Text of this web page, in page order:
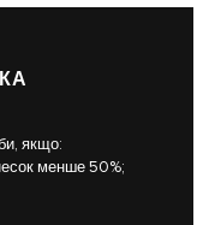
якщо:
менше 50%;